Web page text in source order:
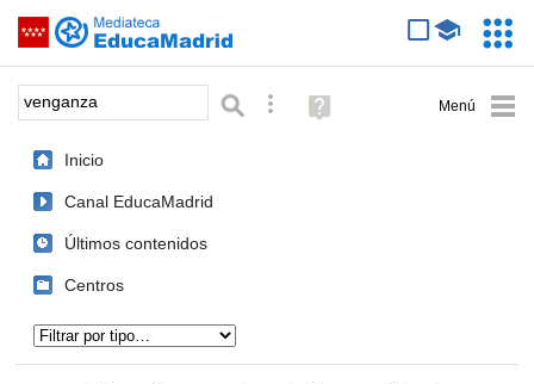
Saltar navegación
Palabra o frase: Búsqueda avanzada
Ayuda
(en
Inicio
Canal EducaMadrid
Últimos contenidos
Centros